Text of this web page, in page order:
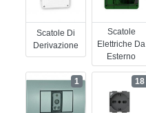
Scatole Di
Derivazione
Scatole
Elettriche Da
Esterno
1 18